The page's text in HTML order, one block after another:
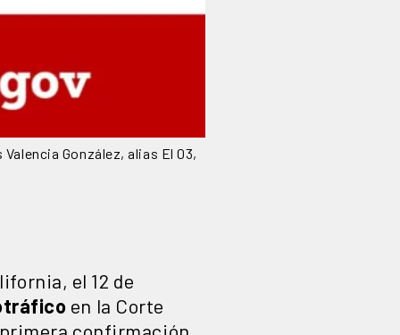
González, alias El 03,
el 12 de
en la Corte